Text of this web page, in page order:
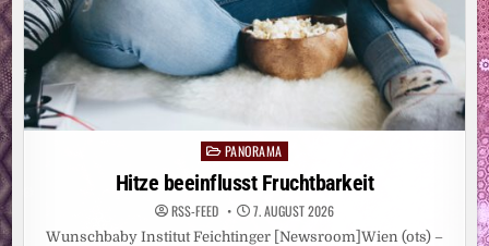
Posted
in
PANORAMA
Hitze beeinflusst Fruchtbarkeit
RSS-FEED 7. AUGUST 2026
Wunschbaby Institut Feichtinger [Newsroom]Wien (ots) –